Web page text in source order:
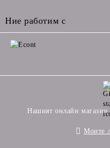
Ние работим с
Нашият онлайн магазин
Моите